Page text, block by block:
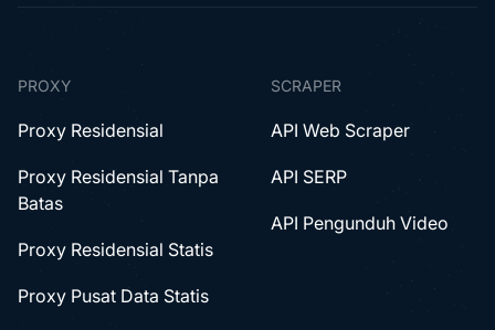
PROXY
Proxy Residensial
Proxy Residensial Tanpa
Batas
Proxy Residensial Statis
Proxy Pusat Data Statis
SCRAPER
API Web Scraper
API SERP
API Pengunduh Video